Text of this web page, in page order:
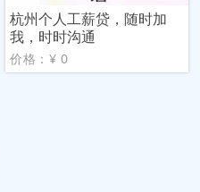
杭州个人工薪贷，随时加
我，时时沟通
价格：¥ 0